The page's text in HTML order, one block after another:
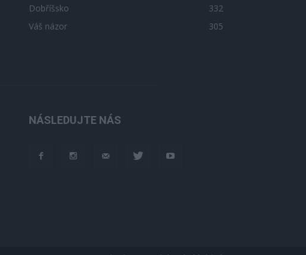
Dobříšsko
332
Váš názor
305
NÁSLEDUJTE NÁS